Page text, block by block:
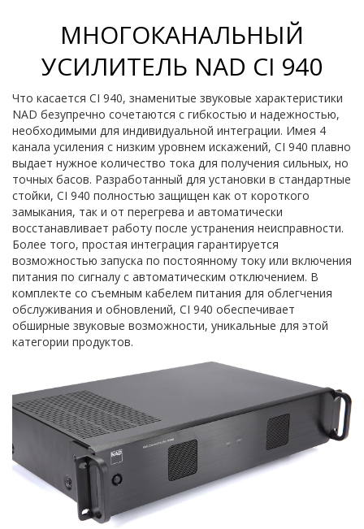
МНОГОКАНАЛЬНЫЙ
УСИЛИТЕЛЬ NAD CI 940
Что касается CI 940, знаменитые звуковые характеристики
NAD безупречно сочетаются с гибкостью и надежностью,
необходимыми для индивидуальной интеграции. Имея 4
канала усиления с низким уровнем искажений, CI 940 плавно
выдает нужное количество тока для получения сильных, но
точных басов. Разработанный для установки в стандартные
стойки, CI 940 полностью защищен как от короткого
замыкания, так и от перегрева и автоматически
восстанавливает работу после устранения неисправности.
Более того, простая интеграция гарантируется
возможностью запуска по постоянному току или включения
питания по сигналу с автоматическим отключением. В
комплекте со съемным кабелем питания для облегчения
обслуживания и обновлений, CI 940 обеспечивает
обширные звуковые возможности, уникальные для этой
категории продуктов.